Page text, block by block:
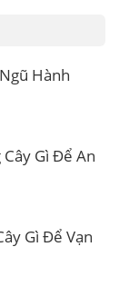
Hành
Gì Để An
Gì Để Vạn